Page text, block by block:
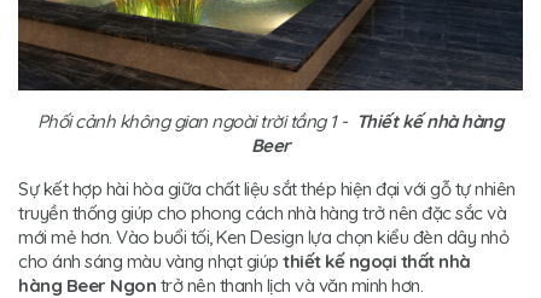
Phối cảnh không gian ngoài trời tầng 1 - Thiết kế nhà hàng
Beer
Sự kết hợp hài hòa giữa chất liệu sắt thép hiện đại với gỗ tự nhiên
truyền thống giúp cho phong cách nhà hàng trở nên đặc sắc và
mới mẻ hơn. Vào buổi tối, Ken Design lựa chọn kiểu đèn dây nhỏ
cho ánh sáng màu vàng nhạt giúp thiết kế ngoại thất nhà
hàng Beer Ngon trở nên thanh lịch và văn minh hơn.